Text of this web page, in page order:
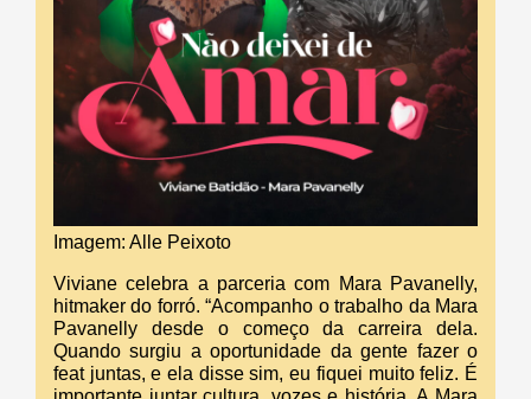
Imagem: Alle Peixoto
Viviane celebra a parceria com Mara Pavanelly,
hitmaker do forró. “Acompanho o trabalho da Mara
Pavanelly desde o começo da carreira dela.
Quando surgiu a oportunidade da gente fazer o
feat juntas, e ela disse sim, eu fiquei muito feliz. É